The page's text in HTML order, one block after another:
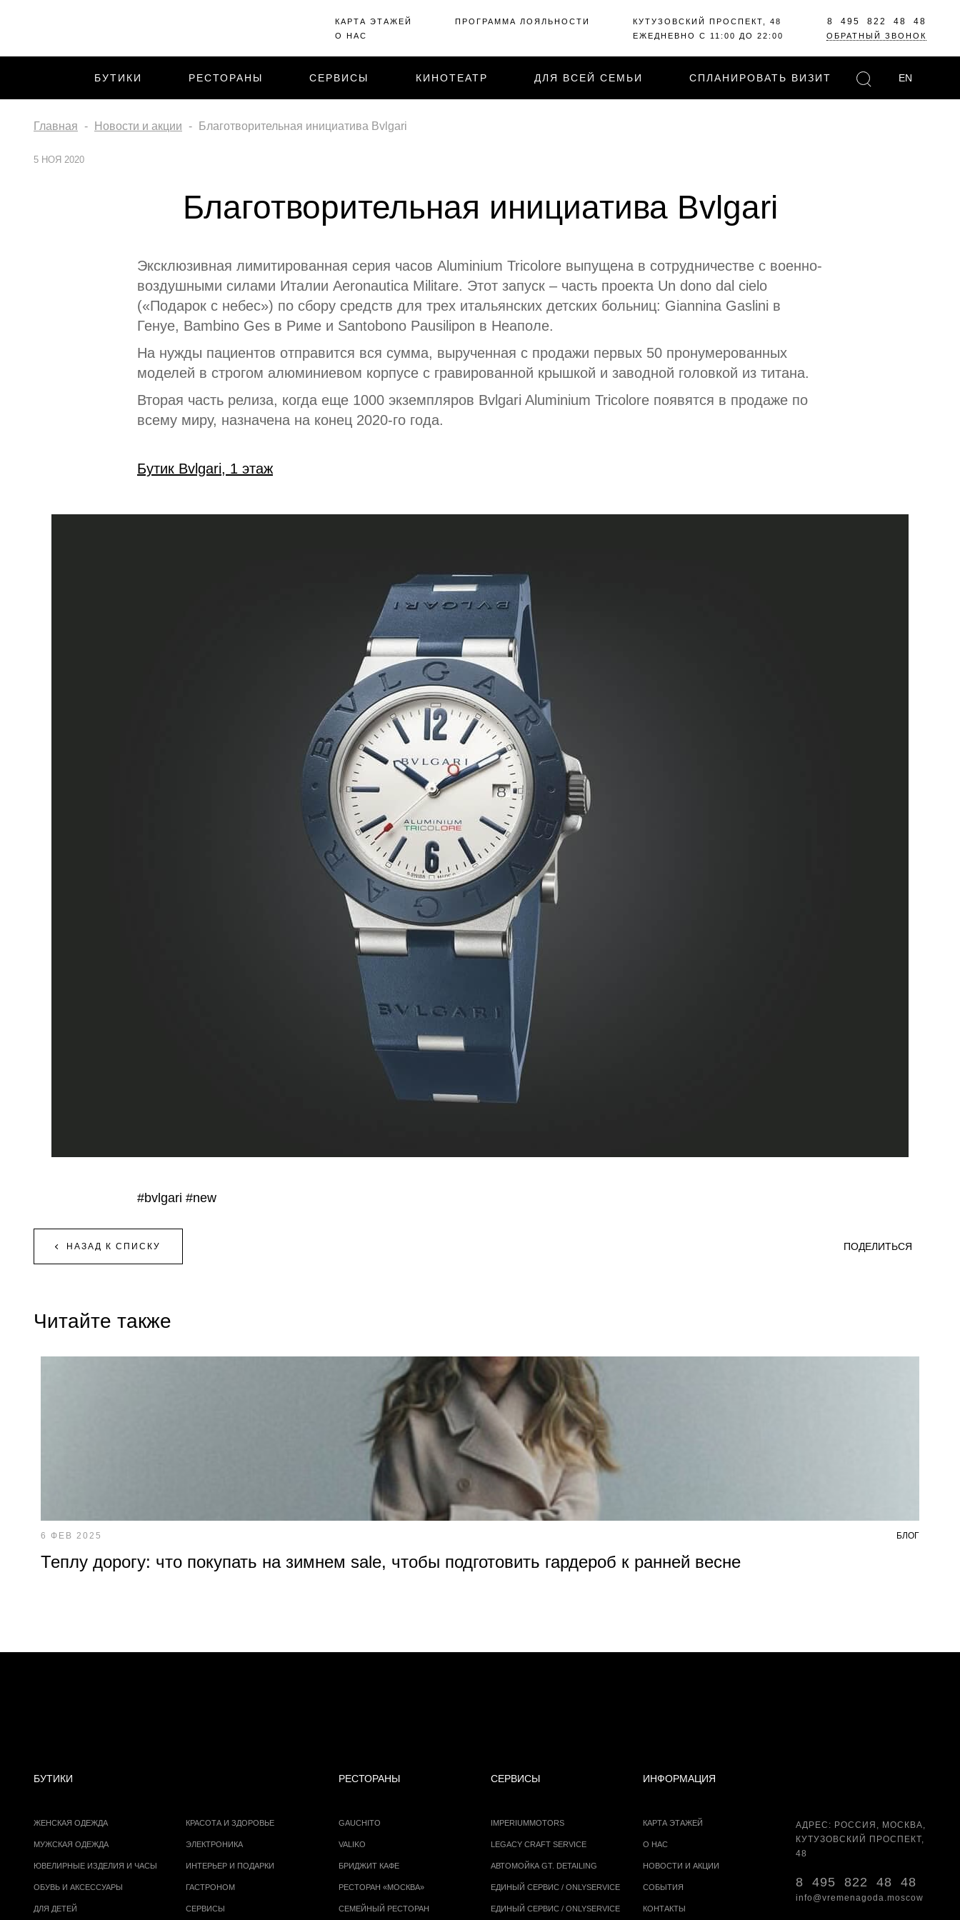
КАРТА ЭТАЖЕЙ
О НАС
ПРОГРАММА ЛОЯЛЬНОСТИ
КУТУЗОВСКИЙ ПРОСПЕКТ, 48
ЕЖЕДНЕВНО С 11:00 ДО 22:00
8 495 822 48 48
ОБРАТНЫЙ ЗВОНОК
БУТИКИ РЕСТОРАНЫ СЕРВИСЫ КИНОТЕАТР ДЛЯ ВСЕЙ СЕМЬИ СПЛАНИРОВАТЬ ВИЗИТ EN
Главная Новости и акции Благотворительная инициатива Bvlgari
5 НОЯ 2020
Благотворительная инициатива Bvlgari
Эксклюзивная лимитированная серия часов Aluminium Tricolore выпущена в сотрудничестве с военно-
воздушными силами Италии Aeronautica Militare. Этот запуск – часть проекта Un dono dal cielo
(«Подарок с небес») по сбору средств для трех итальянских детских больниц: Giannina Gaslini в
Генуе, Bambino Ges в Риме и Santobono Pausilipon в Неаполе.
На нужды пациентов отправится вся сумма, вырученная с продажи первых 50 пронумерованных
моделей в строгом алюминиевом корпусе с гравированной крышкой и заводной головкой из титана.
Вторая часть релиза, когда еще 1000 экземпляров Bvlgari Aluminium Tricolore появятся в продаже по
всему миру, назначена на конец 2020-го года.
Бутик Bvlgari, 1 этаж
#bvlgari #new
НАЗАД К СПИСКУ ПОДЕЛИТЬСЯ
Читайте также
6 ФЕВ 2025 БЛОГ
Теплу дорогу: что покупать на зимнем sale, чтобы подготовить гардероб к ранней весне
БУТИКИ
ЖЕНСКАЯ ОДЕЖДА
МУЖСКАЯ ОДЕЖДА
ЮВЕЛИРНЫЕ ИЗДЕЛИЯ И ЧАСЫ
ОБУВЬ И АКСЕССУАРЫ
ДЛЯ ДЕТЕЙ
КРАСОТА И ЗДОРОВЬЕ
ЭЛЕКТРОНИКА
ИНТЕРЬЕР И ПОДАРКИ
ГАСТРОНОМ
СЕРВИСЫ
РЕСТОРАНЫ
GAUCHITO
VALIKO
БРИДЖИТ КАФЕ
РЕСТОРАН «МОСКВА»
СЕМЕЙНЫЙ РЕСТОРАН
СЕРВИСЫ
IMPERIUMMOTORS
LEGACY CRAFT SERVICE
АВТОМОЙКА GT. DETAILING
ЕДИНЫЙ СЕРВИС / ONLYSERVICE
ЕДИНЫЙ СЕРВИС / ONLYSERVICE
ИНФОРМАЦИЯ
КАРТА ЭТАЖЕЙ
О НАС
НОВОСТИ И АКЦИИ
СОБЫТИЯ
КОНТАКТЫ
АДРЕС: РОССИЯ, МОСКВА,
КУТУЗОВСКИЙ ПРОСПЕКТ,
48
8 495 822 48 48
info@vremenagoda.moscow